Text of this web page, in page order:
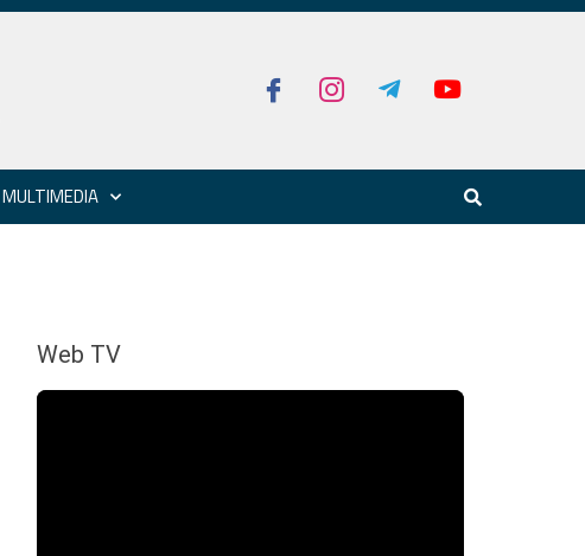
MULTIMEDIA
Web TV